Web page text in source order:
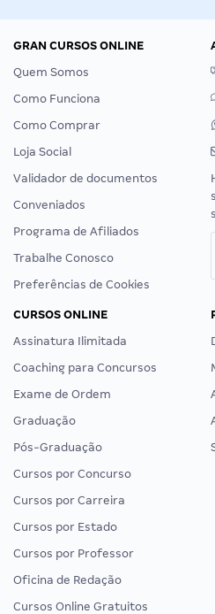
GRAN CURSOS ONLINE
Quem Somos
Como Funciona
Como Comprar
Loja Social
Validador de documentos
Conveniados
Programa de Afiliados
Trabalhe Conosco
Preferências de Cookies
CURSOS ONLINE
Assinatura Ilimitada
Coaching para Concursos
Exame de Ordem
Graduação
Pós-Graduação
Cursos por Concurso
Cursos por Carreira
Cursos por Estado
Cursos por Professor
Oficina de Redação
Cursos Online Gratuitos